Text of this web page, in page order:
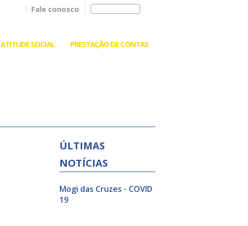
Fale conosco
ATITUDE SOCIAL PRESTAÇÃO DE CONTAS
ÚLTIMAS
NOTÍCIAS
Mogi das Cruzes - COVID
19